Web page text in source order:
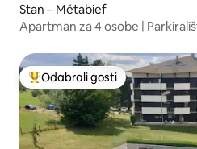
Stan – Métabief
Apartman za 4 osobe |
Među najviše rangiranima s
Odabrali gosti